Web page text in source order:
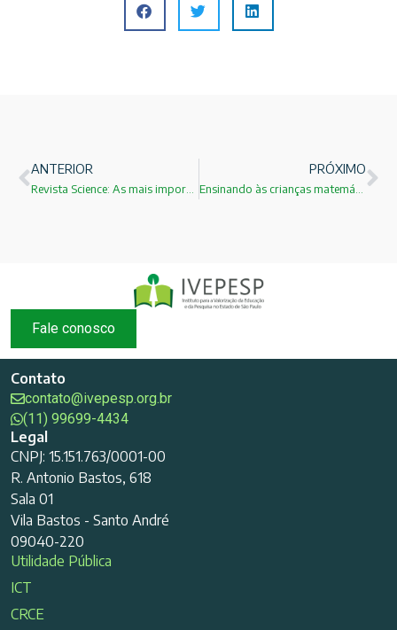
ANTERIOR PRÓXIMO
Fale conosco
Contato
contato@ivepesp.org.br
(11) 99699-4434
Legal
CNPJ: 15.151.763/0001-00
R. Antonio Bastos, 618
Sala 01
Vila Bastos - Santo André
09040-220
Utilidade Pública
ICT
CRCE